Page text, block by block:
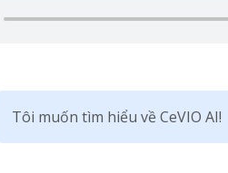
Tôi muốn tìm hiểu về CeVIO AI!